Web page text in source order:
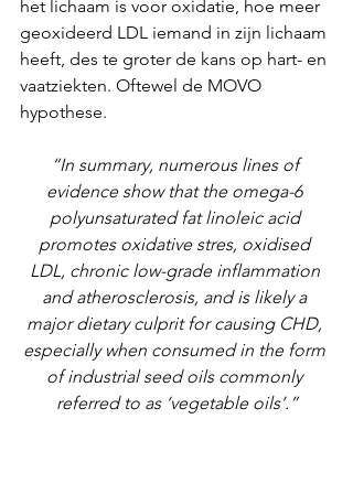
het lichaam is voor oxidatie, hoe meer
geoxideerd LDL iemand in zijn lichaam
heeft, des te groter de kans op hart- en
vaatziekten. Oftewel de MOVO
hypothese.
“In summary, numerous lines of
evidence show that the omega-6
polyunsaturated fat linoleic acid
promotes oxidative stres, oxidised
LDL, chronic low-grade inflammation
and atherosclerosis, and is likely a
major dietary culprit for causing CHD,
especially when consumed in the form
of industrial seed oils commonly
referred to as ‘vegetable oils’.”